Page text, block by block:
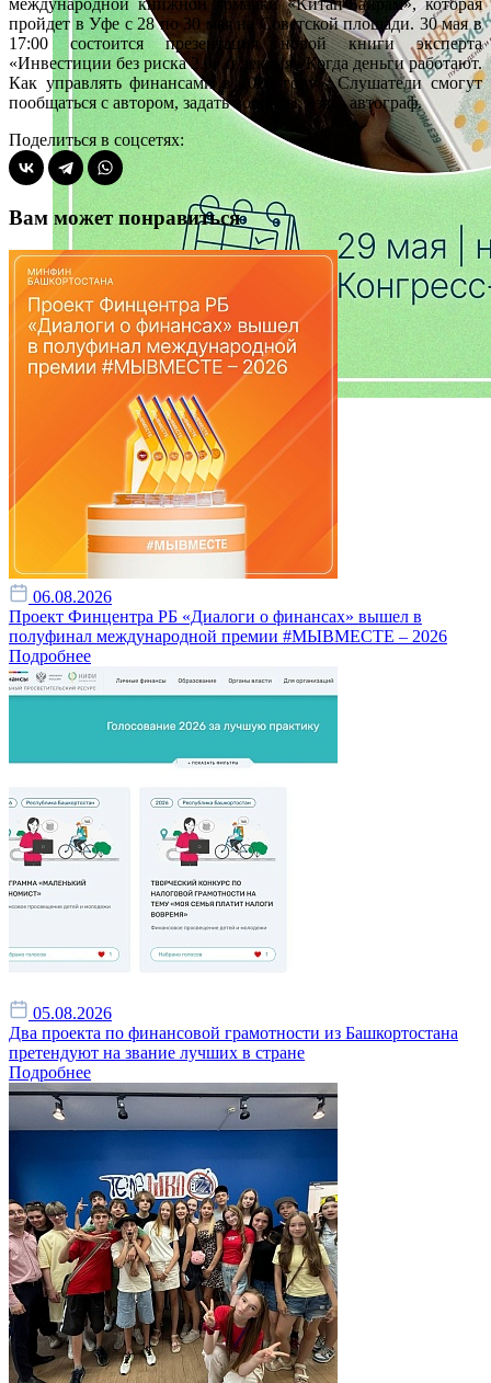
пройдет в Уфе с 28 по 30 мая на Советской площади. 30 мая в
17:00 состоится презентация новой книги эксперта
«Инвестиции без риска 2.0» и лекция «Когда деньги работают.
Как управлять финансами в 2026 году». Слушатели смогут
пообщаться с автором, задать вопросы, взять автограф.
Поделиться в соцсетях:
Вам может понравиться
06.08.2026
Проект Финцентра РБ «Диалоги о финансах» вышел в
полуфинал международной премии #МЫВМЕСТЕ – 2026
Подробнее
05.08.2026
Два проекта по финансовой грамотности из Башкортостана
претендуют на звание лучших в стране
Подробнее